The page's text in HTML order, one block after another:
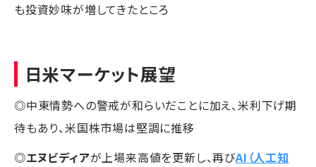
も投資妙味が増してきたところ
日米マーケット展望
◎中東情勢への警戒が和らいだことに加え、米利下げ期
待もあり、米国株市場は堅調に推移
◎エヌビディアが上場来高値を更新し、再びAI（人工知